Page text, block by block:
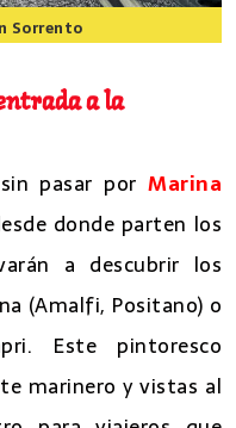
Sorrento
a la
pasar por Marina
donde parten los
a descubrir los
(Amalfi, Positano) o
Este pintoresco
marinero y vistas al